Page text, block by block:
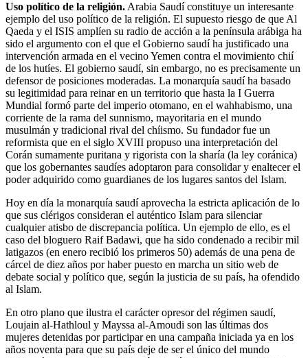
Uso político de la religión.Arabia Saudí constituye un interesante
ejemplo del uso político de la religión. El supuesto riesgo de que Al
Qaeda y el ISIS amplíen su radio de acción a la península arábiga ha
sido el argumento con el que el Gobierno saudí ha justificado una
intervención armada en el vecino Yemen contra el movimiento chií
de los hutíes. El gobierno saudí, sin embargo, no es precisamente un
defensor de posiciones moderadas. La monarquía saudí ha basado
su legitimidad para reinar en un territorio que hasta la I Guerra
Mundial formó parte del imperio otomano, en el wahhabismo, una
corriente de la rama del sunnismo, mayoritaria en el mundo
musulmán y tradicional rival del chíismo. Su fundador fue un
reformista que en el siglo XVIII propuso una interpretación del
Corán sumamente puritana y rigorista con la sharía (la ley coránica)
que los gobernantes saudíes adoptaron para consolidar y enaltecer el
poder adquirido como guardianes de los lugares santos del Islam.
Hoy en día la monarquía saudí aprovecha la estricta aplicación de lo
que sus clérigos consideran el auténtico Islam para silenciar
cualquier atisbo de discrepancia política. Un ejemplo de ello, es el
caso del bloguero Raif Badawi, que ha sido condenado a recibir mil
latigazos (en enero recibió los primeros 50) además de una pena de
cárcel de diez años por haber puesto en marcha un sitio web de
debate social y político que, según la justicia de su país, ha ofendido
al Islam.
En otro plano que ilustra el carácter opresor del régimen saudí,
Loujain al-Hathloul y Mayssa al-Amoudi son las últimas dos
mujeres detenidas por participar en una campaña iniciada ya en los
años noventa para que su país deje de ser el único del mundo